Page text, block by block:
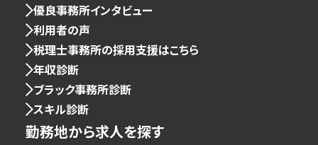
優良事務所インタビュー
利用者の声
税理士事務所の採用支援はこちら
年収診断
ブラック事務所診断
スキル診断
勤務地から求人を探す